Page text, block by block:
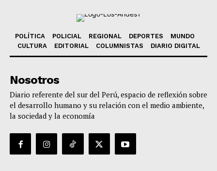
POLÍTICA POLICIAL REGIONAL DEPORTES
MUNDO
CULTURA
EDITORIAL COLUMNISTAS DIARIO DIGITAL
Nosotros
Diario referente del sur del Perú, espacio de reflexión sobre
el desarrollo humano y su relación con el medio ambiente,
la sociedad y la economía